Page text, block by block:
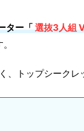
ター「選抜3人組
トップシークレ